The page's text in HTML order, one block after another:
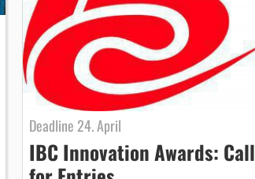
Deadline 24. April
IBC Innovation Awards: Call